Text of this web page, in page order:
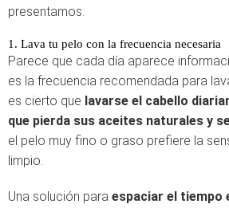
presentamos.
1. Lava tu pelo con la frecuencia necesaria
Parece que cada día aparece
es la frecuencia recomendada para
es cierto que lavarse el cabello
que pierda sus aceites naturales y
el pelo muy fino o graso prefiere la
limpio.
Una solución para espaciar el tiempo